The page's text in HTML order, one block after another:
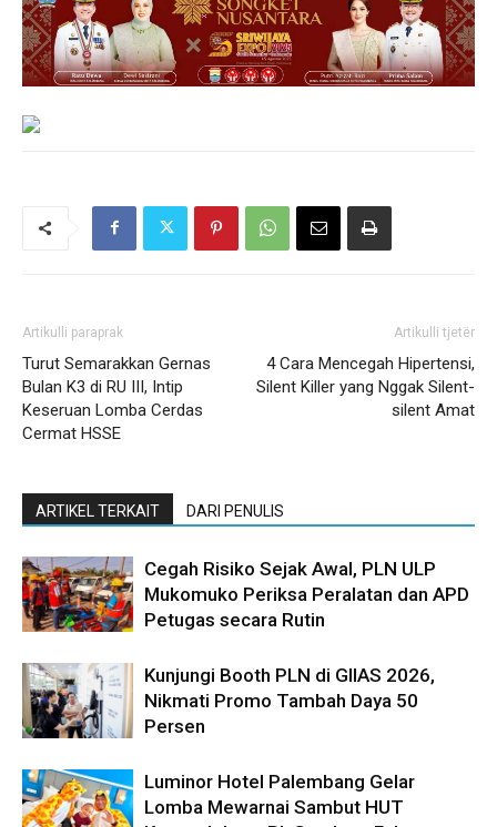
Artikulli paraprak
Turut Semarakkan Gernas
Bulan K3 di RU III, Intip
Keseruan Lomba Cerdas
Cermat HSSE
Artikulli tjetër
4 Cara Mencegah Hipertensi,
Silent Killer yang Nggak Silent-
silent Amat
ARTIKEL TERKAIT DARI PENULIS
Cegah Risiko Sejak Awal, PLN ULP
Mukomuko Periksa Peralatan dan APD
Petugas secara Rutin
Kunjungi Booth PLN di GIIAS 2026,
Nikmati Promo Tambah Daya 50
Persen
Luminor Hotel Palembang Gelar
Lomba Mewarnai Sambut HUT